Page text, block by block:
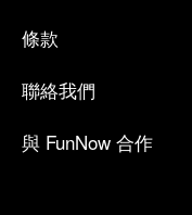
條款
聯絡我們
與 FunNow 合作